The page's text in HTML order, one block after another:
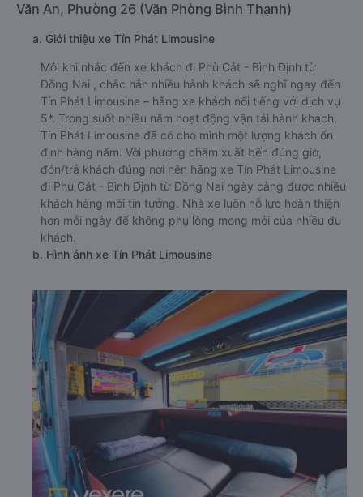
Văn An, Phường 26 (Văn Phòng Bình Thạnh)
a. Giới thiệu xe Tín Phát Limousine
Mỗi khi nhắc đến xe khách đi Phù Cát - Bình Định từ
Đồng Nai , chắc hẳn nhiều hành khách sẽ nghĩ ngay đến
Tín Phát Limousine – hãng xe khách nổi tiếng với dịch vụ
5*. Trong suốt nhiều năm hoạt động vận tải hành khách,
Tín Phát Limousine đã có cho mình một lượng khách ổn
định hàng năm. Với phương châm xuất bến đúng giờ,
đón/trả khách đúng nơi nên hãng xe Tín Phát Limousine
đi Phù Cát - Bình Định từ Đồng Nai ngày càng được nhiều
khách hàng mới tin tưởng. Nhà xe luôn nỗ lực hoàn thiện
hơn mỗi ngày để không phụ lòng mong mỏi của nhiều du
khách.
b. Hình ảnh xe Tín Phát Limousine